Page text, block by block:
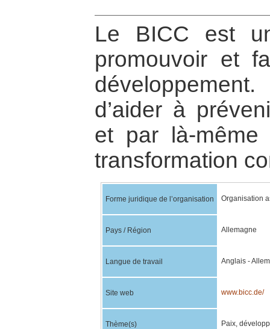
Le BICC est
promouvoir et
d’aider à
et par là-
transformation
Forme juridique de l’organisation Organisation
Pays / Région Allemagne
Langue de travail Anglais -
Site web www.bicc.de/
Thème(s) Paix,